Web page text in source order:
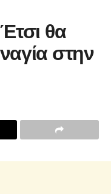
θα
στην